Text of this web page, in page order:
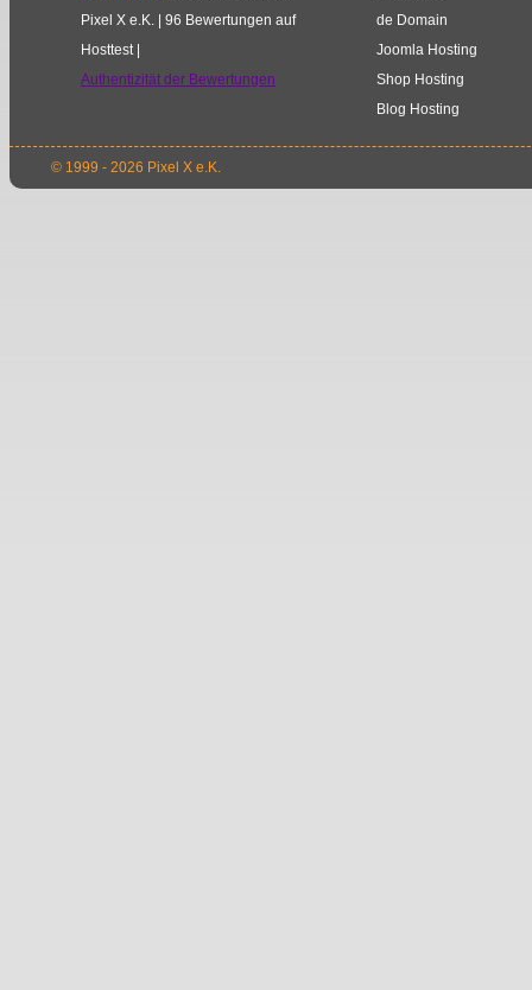
Pixel X e.K.
96 Bewertungen auf
Hosttest |
Authentizität der Bewertungen
de Domain
Joomla Hosting
Shop Hosting
Blog Hosting
© 1999 - 2026 Pixel X e.K.